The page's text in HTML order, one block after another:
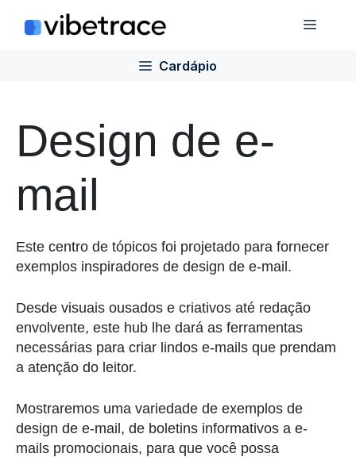
para
Cardápio
Design de e-
mail
Este centro de tópicos foi projetado para fornecer
exemplos inspiradores de design de e-mail.
Desde visuais ousados e criativos até redação
envolvente, este hub lhe dará as ferramentas
necessárias para criar lindos e-mails que prendam
a atenção do leitor.
Mostraremos uma variedade de exemplos de
design de e-mail, de boletins informativos a e-
mails promocionais, para que você possa